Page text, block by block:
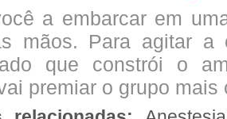
a embarcar em
mãos. Para agitar a
que constrói o
premiar o grupo mais